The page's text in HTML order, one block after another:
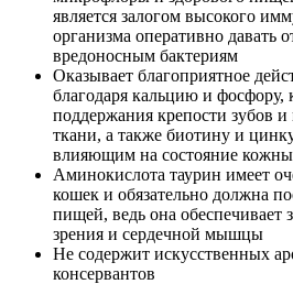
является залогом высокого
организма оперативно давать
вредоносным бактериям
Оказывает благоприятное
благодаря кальцию и фосфору,
поддержания крепости зубов
ткани, а также биотину и
влияющим на состояние
Аминокислота таурин имеет
кошек и обязательно должна
пищей, ведь она обеспечивает
зрения и сердечной мышцы
Не содержит искусственных
консервантов